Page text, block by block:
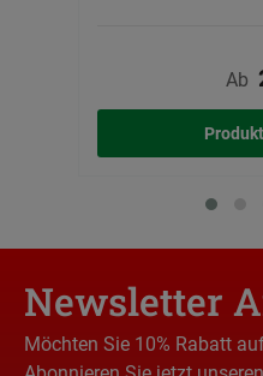
Ab
Newsletter
Möchten Sie 10% Rabatt